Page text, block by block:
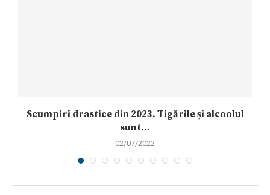
Scumpiri drastice din 2023. Tigările și alcoolul
sunt...
02/07/2022